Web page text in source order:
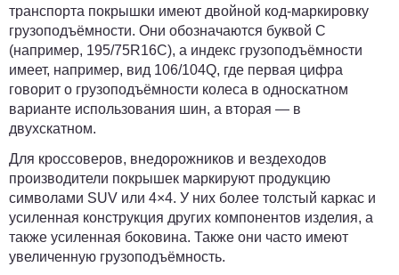
транспорта покрышки имеют двойной код-маркировку
грузоподъёмности. Они обозначаются буквой С
(например, 195/75R16C), а индекс грузоподъёмности
имеет, например, вид 106/104Q, где первая цифра
говорит о грузоподъёмности колеса в односкатном
варианте использования шин, а вторая — в
двухскатном.
Для кроссоверов, внедорожников и вездеходов
производители покрышек маркируют продукцию
символами SUV или 4×4. У них более толстый каркас и
усиленная конструкция других компонентов изделия, а
также усиленная боковина. Также они часто имеют
увеличенную грузоподъёмность.